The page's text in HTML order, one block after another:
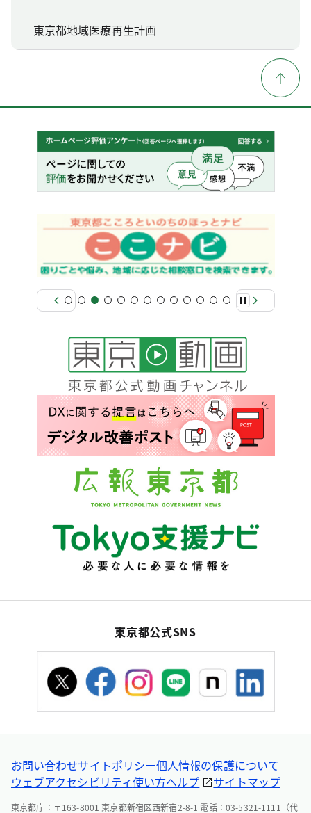
東京都地域医療再生計画
東京都公式SNS
お問い合わせサイトポリシー個人情報の保護について
ウェブアクセシビリティ使い方ヘルプ サイトマップ
東京都庁：〒163-8001 東京都新宿区西新宿2-8-1 電話：03-5321-1111（代